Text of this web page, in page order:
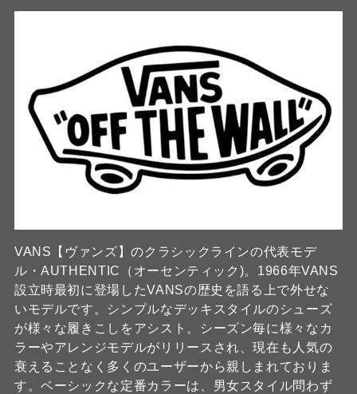
VANS【ヴァンズ】のクラシックラインの代表モデ
ル・AUTHENTIC（オーセンティック)。1966年VANS
設立時最初に登場したVANSの歴史を語る上で外せな
いモデルです。シンプルなデッキスタイルのシューズ
が様々な履きこしをアシスト。シーズン毎に様々なカ
ラーやアレンジモデルがリリースされ、現在も人気の
衰えることなく多くのユーザーから親しまれておりま
す。ベーシックな定番カラーは、男女スタイル問わず